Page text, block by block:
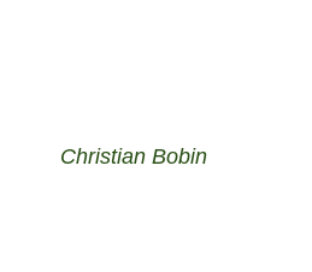
Christian Bobin